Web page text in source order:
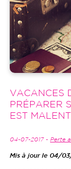
VACANCES
PRÉPARER
EST
04-07-2017 - Perte
Mis à jour le 04/